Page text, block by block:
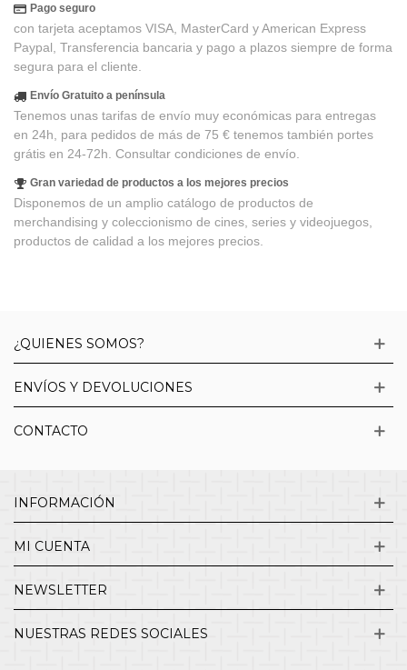
Pago seguro
con tarjeta aceptamos VISA, MasterCard y American Express
Paypal, Transferencia bancaria y pago a plazos siempre de forma
segura para el cliente.
Envío Gratuito a península
Tenemos unas tarifas de envío muy económicas para entregas
en 24h, para pedidos de más de 75 € tenemos también portes
grátis en 24-72h. Consultar condiciones de envío.
Gran variedad de productos a los mejores precios
Disponemos de un amplio catálogo de productos de
merchandising y coleccionismo de cines, series y videojuegos,
productos de calidad a los mejores precios.
¿QUIENES SOMOS?
ENVÍOS Y DEVOLUCIONES
CONTACTO
INFORMACIÓN
MI CUENTA
NEWSLETTER
NUESTRAS REDES SOCIALES